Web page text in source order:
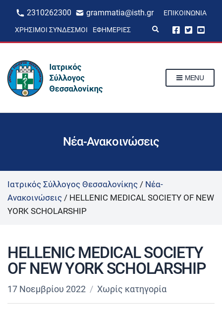
2310262300 grammatia@isth.gr ΕΠΙΚΟΙΝΩΝΊΑ
ΧΡΉΣΙΜΟΙ ΣΎΝΔΕΣΜΟΙ ΕΦΗΜΕΡΊΕΣ
p
m
MENU
Νέα-Ανακοινώσεις
Ιατρικός Σύλλογος Θεσσαλονίκης / Νέα-
Ανακοινώσεις / HELLENIC MEDICAL SOCIETY OF NEW
YORK SCHOLARSHIP
HELLENIC MEDICAL SOCIETY
OF NEW YORK SCHOLARSHIP
17 Νοεμβρίου 2022 Χωρίς κατηγορία